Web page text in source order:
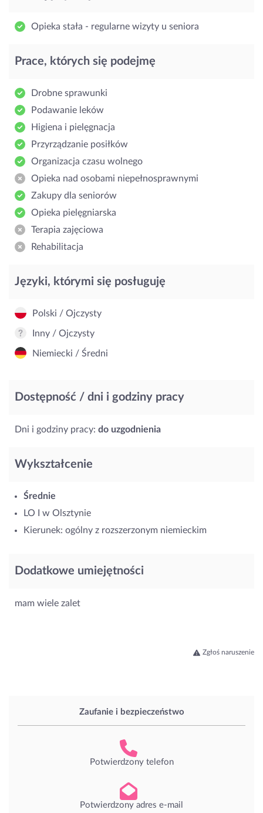
Zaufanie i bezpieczeństwo
Potwierdzony telefon
Potwierdzony adres e-mail
Opieka stała - regularne wizyty u seniora
Prace, których się podejmę
Drobne sprawunki
Podawanie leków
Higiena i pielęgnacja
Przyrządzanie posiłków
Organizacja czasu wolnego
Opieka nad osobami niepełnosprawnymi
Zakupy dla seniorów
Opieka pielęgniarska
Terapia zajęciowa
Rehabilitacja
Języki, którymi się posługuję
Polski / Ojczysty
Inny / Ojczysty
Niemiecki / Średni
Dostępność / dni i godziny pracy
Dni i godziny pracy: do uzgodnienia
Wykształcenie
Średnie
LO I w Olsztynie
Kierunek: ogólny z rozszerzonym niemieckim
Dodatkowe umiejętności
mam wiele zalet
Zgłoś naruszenie